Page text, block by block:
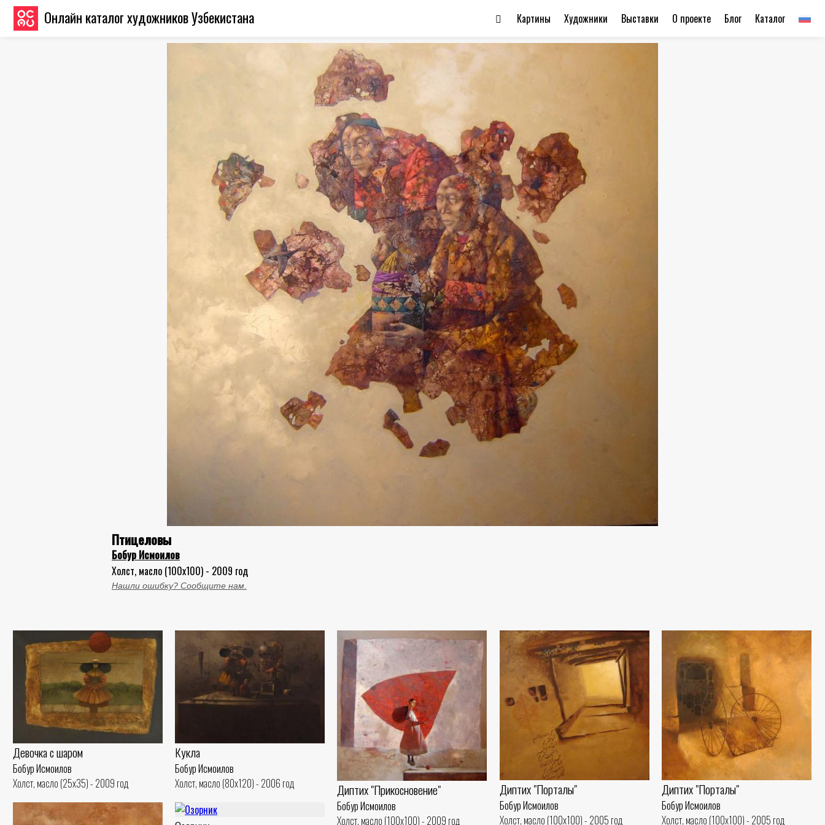
Онлайн каталог художников Узбекистана Каталог
Блог
О проекте
Выставки
Художники
Картины
Птицеловы
Бобур Исмоилов
Холст, масло (100x100) - 2009 год
Нашли ошибку? Сообщите нам.
Девочка с шаром
Бобур Исмоилов
Холст, масло (25x35) - 2009 год
Кукла
Бобур Исмоилов
Холст, масло (80x120) - 2006 год
Диптих "Прикосновение"
Бобур Исмоилов
Холст, масло (100x100) - 2009 год
Диптих "Порталы"
Бобур Исмоилов
Холст, масло (100x100) - 2005 год
Диптих "Порталы"
Бобур Исмоилов
Холст, масло (100x100) - 2005 год